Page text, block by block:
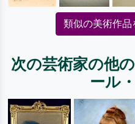
類似の美術作品
次の芸術家の他
ール